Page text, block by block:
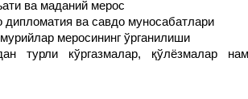
ва маданий мерос
ва савдо муносабатлари
меросининг ўрганилиши
турли кўргазмалар, қўлёзмалар